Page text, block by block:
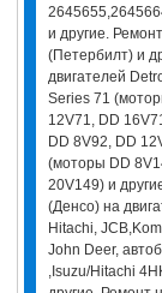
и другие.
(Петербилт) и
двигателей
Series 71
12V71, DD
DD 8V92, DD
(моторы DD
20V149) и
(Денсо) на
Hitachi,
John Deer,
,Isuzu/Hitachi